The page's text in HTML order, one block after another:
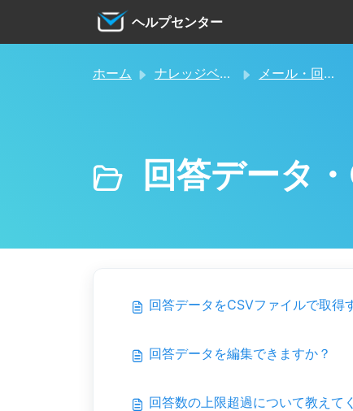
メインコンテンツに移動
ヘルプセンター
ホーム ナレッジベース メール・回答データ・添付ファイル
回答データ
回答データをCSVファイルで取得
回答データを編集できますか？
回答数の上限超過について教えて